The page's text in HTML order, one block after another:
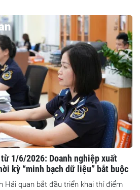
1/6/2026: Doanh nghiệp xuất
kỳ “minh bạch dữ liệu” bắt buộc
Hải quan bắt đầu triển khai thí điểm